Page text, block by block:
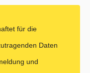
für die
Daten
und